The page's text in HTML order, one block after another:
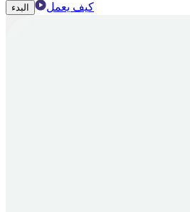
البدء كيف يعمل